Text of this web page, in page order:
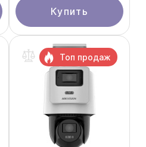
Купить
Топ продаж